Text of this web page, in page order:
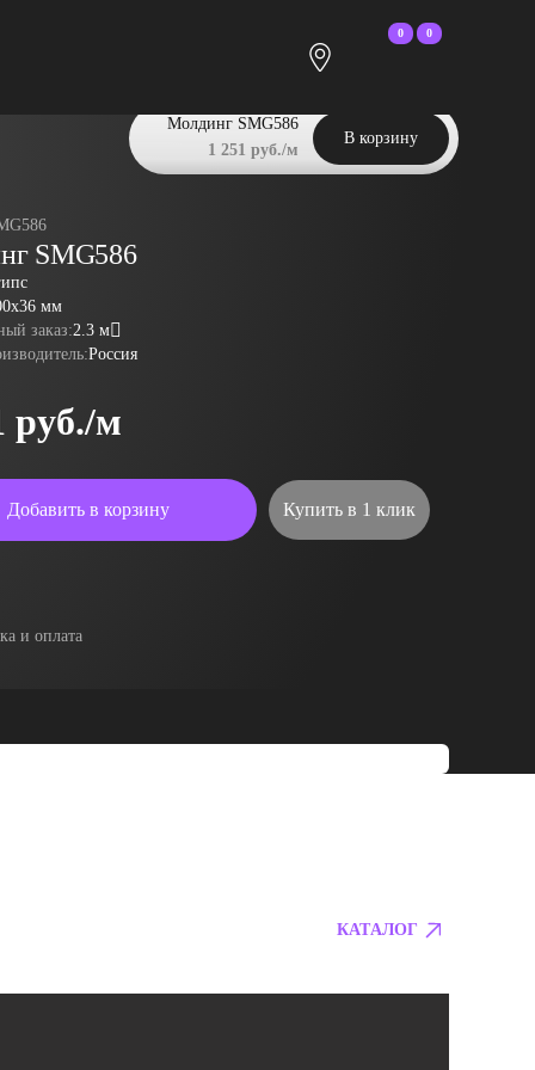
0 0
SMG586
мм
заказ:2.3 м
Россия
руб./м
Добавить в корзину Купить в 1 клик
Молдинг SMG586
1 251 руб./м
В корзину
и оплата
КАТАЛОГ